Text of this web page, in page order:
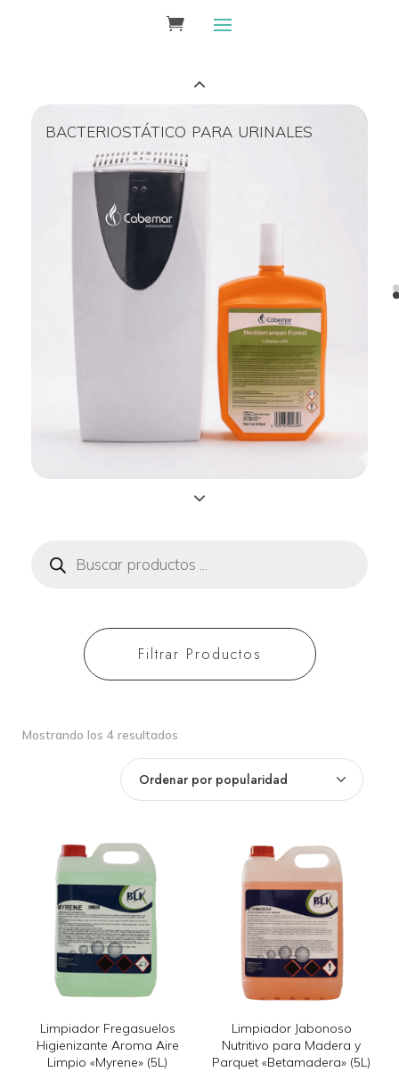
bacteriostático para urinales
aromatización
productos
Filtrar Productos
Mostrando los 4 resultados
por
popularidad
Limpiador Fregasuelos
Higienizante Aroma Aire
Limpio «Myrene» (5L)
Limpiador Jabonoso
Nutritivo para Madera y
Parquet «Betamadera» (5L)